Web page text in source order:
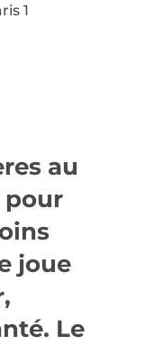
1
au
pour
joue
Le